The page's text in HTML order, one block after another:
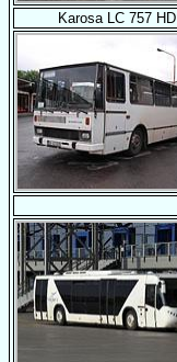
Karosa LC 757